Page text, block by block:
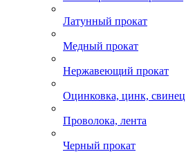
Латунный прокат
Медный прокат
Нержавеющий прокат
Оцинковка, цинк, свинец
Проволока, лента
Черный прокат